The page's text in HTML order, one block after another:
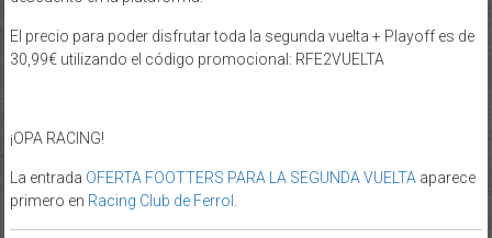
El precio para poder disfrutar toda la segunda vuelta + Playoff es de
30,99€ utilizando el código promocional: RFE2VUELTA
¡OPA RACING!
La entrada OFERTA FOOTTERS PARA LA SEGUNDA VUELTAaparece
primero en Racing Club de Ferrol .